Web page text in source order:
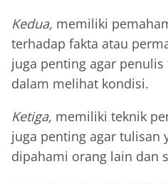
Kedua, memiliki
terhadap fakta atau
juga penting agar
dalam melihat kondisi.
Ketiga, memiliki teknik
juga penting agar tulisan
dipahami orang lain dan